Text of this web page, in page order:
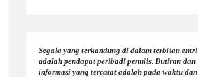
Segala yang terkandung di dalam terbitan entri
adalah pendapat peribadi penulis. Butiran dan
informasi yang tercatat adalah pada waktu dan